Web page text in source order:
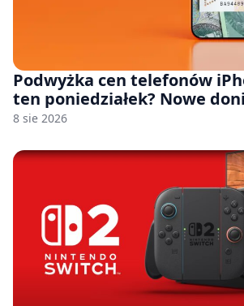
Podwyżka cen telefonów
ten poniedziałek? Nowe
8 sie 2026